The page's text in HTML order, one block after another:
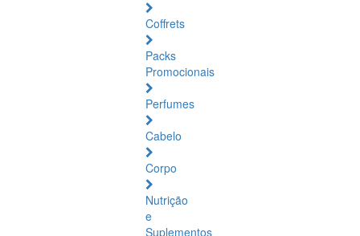
Coffrets
Packs
Promocionais
Perfumes
Cabelo
Corpo
Nutrição
e
Suplementos